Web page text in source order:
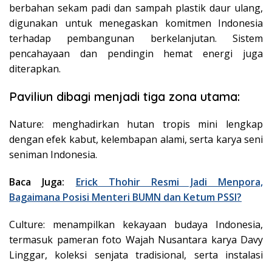
berbahan sekam padi dan sampah plastik daur ulang,
digunakan untuk menegaskan komitmen Indonesia
terhadap pembangunan berkelanjutan. Sistem
pencahayaan dan pendingin hemat energi juga
diterapkan.
Paviliun dibagi menjadi tiga zona utama:
Nature: menghadirkan hutan tropis mini lengkap
dengan efek kabut, kelembapan alami, serta karya seni
seniman Indonesia.
Baca Juga: Erick Thohir Resmi Jadi Menpora,
Bagaimana Posisi Menteri BUMN dan Ketum PSSI?
Culture: menampilkan kekayaan budaya Indonesia,
termasuk pameran foto Wajah Nusantara karya Davy
Linggar, koleksi senjata tradisional, serta instalasi